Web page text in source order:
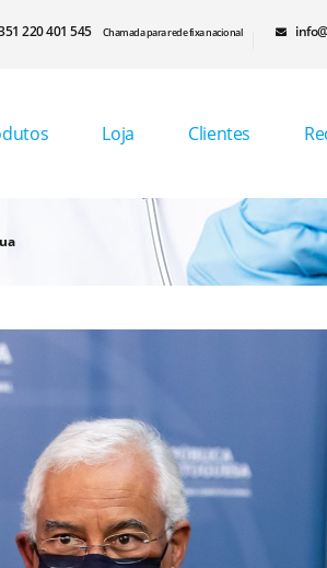
220 401 545 Chamada para rede fixa nacional
Loja Clientes